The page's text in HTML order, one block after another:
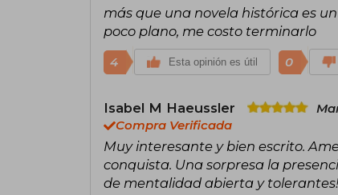
más que una novela histórica es
poco plano, me costo terminarlo
4 Esta opinión es útil 0
Isabel M Haeussler
Compra Verificada
Muy interesante y bien escrito.
conquista. Una sorpresa la
de mentalidad abierta y tolerantes!